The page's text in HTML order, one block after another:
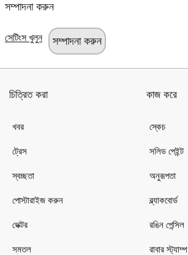
সম্পাদনা করুন
সেটিংস খুলুন
চিত্রিত করা
খবর
ট্রেস
স্বচ্ছতা
পোস্টারাইজ করুন
ভেক্টর
সমতল
কাজ করে
স্কেচ
সলিড পেইন্ট
অনুরূপতা
ব্ল্যাকবোর্ড
রঙিন পেন্সিল
রাবার স্ট্যাম্প